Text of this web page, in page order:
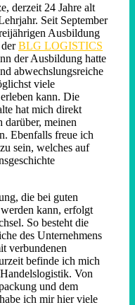
derzeit 24 Jahre alt
Seit September
Ausbildung
BLG LOGISTICS
der Ausbildung hatte
abwechslungsreiche
viele
kann. Die
hat mich direkt
darüber, meinen
Ebenfalls freue ich
sein, welches auf
die bei guten
kann, erfolgt
So besteht die
des Unternehmens
verbundenen
befinde ich mich
Von
und dem
ich mir hier viele